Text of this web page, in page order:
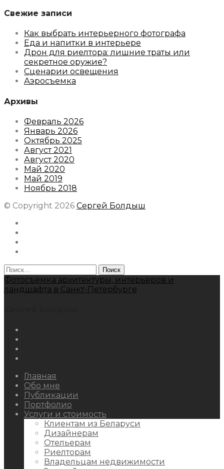
Свежие записи
Как выбрать интерьерного фотографа
Еда и напитки в интерьере
Дрон для риелтора: лишние траты или
секретное оружие?
Сценарии освещения
Аэросъемка
Архивы
Февраль 2026
Январь 2026
Октябрь 2025
Август 2021
Август 2020
Май 2020
Май 2019
Ноябрь 2018
© Copyright 2026 Сергей Болдыш
Найти:
Фотосъемка архитектуры, интерьеров и
ландшафта в Санкт-Петербурге
Главная
Обо мне
Публикации
Портфолио
Услуги и стоимость
Клиентам из Беларуси
Дизайнерам
Отельерам
Риелторам
Владельцам недвижимости